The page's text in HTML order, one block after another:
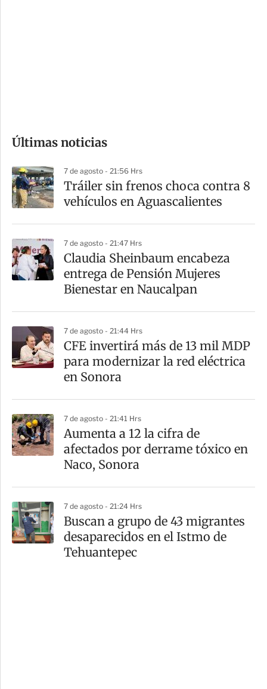
m
a
r
t
r
Últimas noticias
7 de agosto - 21:56 Hrs
Tráiler sin frenos choca contra 8
vehículos en Aguascalientes
7 de agosto - 21:47 Hrs
Claudia Sheinbaum encabeza
entrega de Pensión Mujeres
Bienestar en Naucalpan
7 de agosto - 21:44 Hrs
CFE invertirá más de 13 mil MDP
para modernizar la red eléctrica
en Sonora
7 de agosto - 21:41 Hrs
Aumenta a 12 la cifra de
afectados por derrame tóxico en
Naco, Sonora
7 de agosto - 21:24 Hrs
Buscan a grupo de 43 migrantes
desaparecidos en el Istmo de
Tehuantepec